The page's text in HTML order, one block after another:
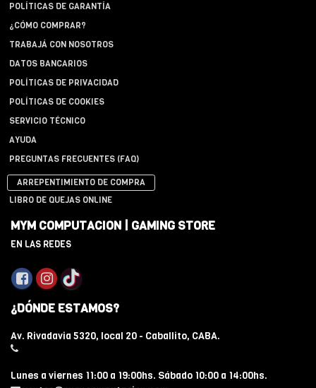
POLÍTICAS DE GARANTÍA
¿CÓMO COMPRAR?
TRABAJÁ CON NOSOTROS
DATOS BANCARIOS
POLÍTICAS DE PRIVACIDAD
POLÍTICAS DE COOKIES
SERVICIO TÉCNICO
AYUDA
PREGUNTAS FRECUENTES (FAQ)
ARREPENTIMIENTO DE COMPRA
LIBRO DE QUEJAS ONLINE
MYM COMPUTACION | GAMING STORE
EN LAS REDES
¿DÓNDE ESTAMOS?
Av. Rivadavia 5320, local 20 - Caballito, CABA.
Lunes a viernes 11:00 a 19:00hs. Sábado 10:00 a 14:00hs.